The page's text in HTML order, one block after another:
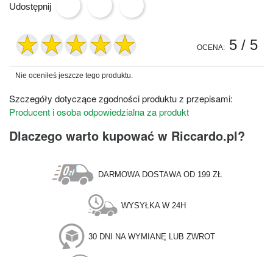
Udostępnij
OCENA: 5 / 5
Nie oceniłeś jeszcze tego produktu.
Szczegóły dotyczące zgodności produktu z przepisami:
Producent i osoba odpowiedzialna za produkt
Dlaczego warto kupować w Riccardo.pl?
DARMOWA DOSTAWA OD 199 ZŁ
WYSYŁKA W 24H
30 DNI NA WYMIANĘ LUB ZWROT